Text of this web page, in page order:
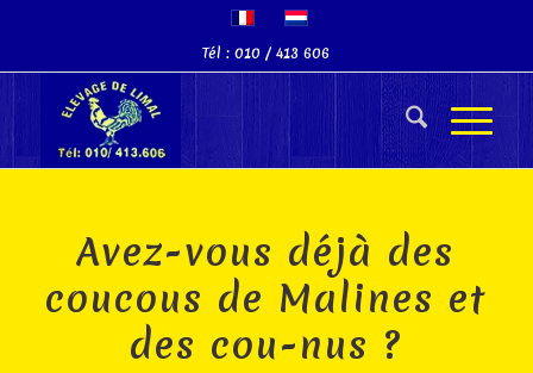
Tél : 010 / 413 606
Avez-vous déjà des
coucous de Malines et
des cou-nus ?